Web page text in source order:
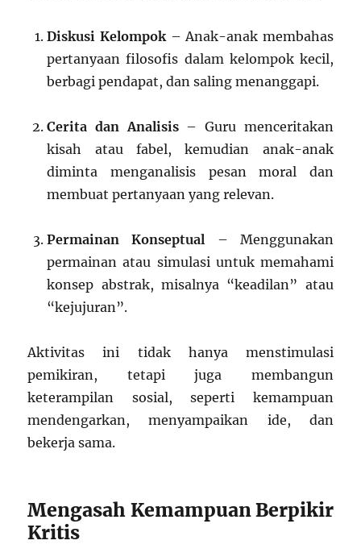
Diskusi Kelompok– Anak-anak membahas
pertanyaan filosofis dalam kelompok kecil,
berbagi pendapat, dan saling menanggapi.
Cerita dan Analisis– Guru menceritakan
kisah atau fabel, kemudian anak-anak
diminta menganalisis pesan moral dan
membuat pertanyaan yang relevan.
Permainan Konseptual – Menggunakan
permainan atau simulasi untuk memahami
konsep abstrak, misalnya “keadilan” atau
“kejujuran”.
Aktivitas ini tidak hanya menstimulasi
pemikiran, tetapi juga membangun
keterampilan sosial, seperti kemampuan
mendengarkan, menyampaikan ide, dan
bekerja sama.
Mengasah Kemampuan Berpikir
Kritis